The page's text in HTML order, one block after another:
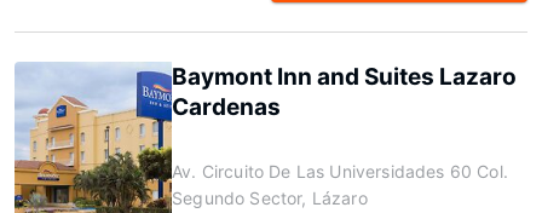
Baymont Inn and Suites Lazaro
Cardenas
Av. Circuito De Las Universidades 60 Col.
Segundo Sector, Lázaro